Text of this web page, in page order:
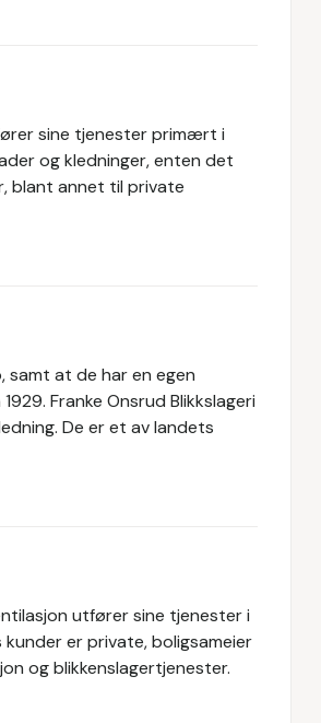
sine tjenester primært i
og kledninger, enten det
blant annet til private
samt at de har en egen
Franke Onsrud Blikkslageri
De er et av landets
utfører sine tjenester i
er private, boligsameier
og blikkenslagertjenester.